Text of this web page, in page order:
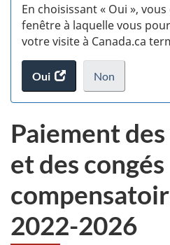
En choisissant « Oui »,
fenêtre à laquelle vous
votre visite à Canada.ca
Oui
accéder
au
Non
je
veux
pas
participer
au
sondage
du
site
web,
.
Paiement
et des congés
2022-2026